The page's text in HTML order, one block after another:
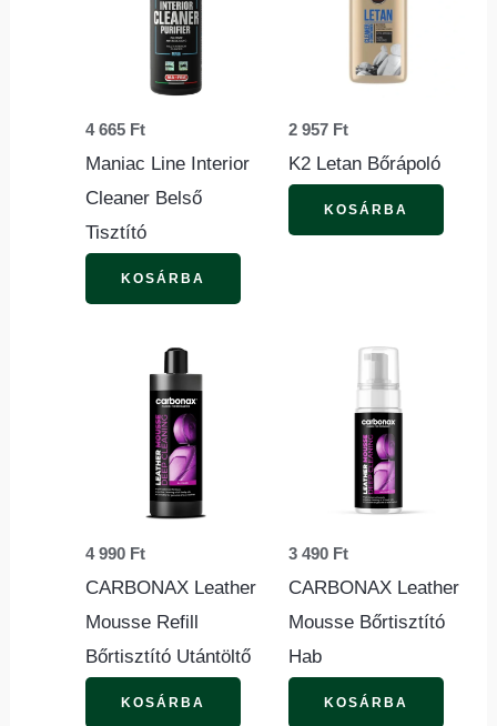
4 665 Ft
Maniac Line Interior
Cleaner Belső
Tisztító
KOSÁRBA
2 957 Ft
K2 Letan Bőrápoló
KOSÁRBA
4 990 Ft
CARBONAX Leather
Mousse Refill
Bőrtisztító Utántöltő
KOSÁRBA
3 490 Ft
CARBONAX Leather
Mousse Bőrtisztító
Hab
KOSÁRBA